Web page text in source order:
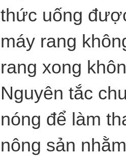
thức uống
máy rang
rang xong
Nguyên tắc
nóng để làm
nông sản